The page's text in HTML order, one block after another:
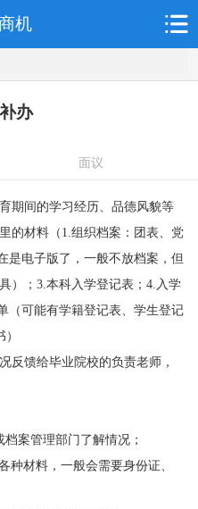
机
办
面议
期间的学习经历、品德风貌等
的材料（1. 组织档案：团表、党
是电子版了，一般不放档案，但
）； 3. 本科入学登记表； 4. 入学
（可能有学籍登记表、学生登记
反馈给毕业院校的负责老师，
案管理部门了解情况；
种材料，一般会需要身份证、